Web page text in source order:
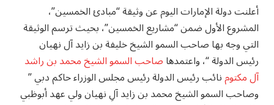
أعلنت دولة الإمارات اليوم عن وثيقة “مبادئ الخمسين”،
المشروع الأول ضمن “مشاريع الخمسين”، بحيث ترسم الوثيقة
التي وجه بها صاحب السمو الشيخ خليفة بن زايد آل نهيان
رئيس الدولة “، واعتمدهاصاحب السمو الشيخ محمد بن راشد
آل مكتومنائب رئيس الدولة رئيس مجلس الوزراء حاكم دبي ”
وصاحب السمو الشيخ محمد بن زايد آلِ نهيان ولي عهد أبوظبي